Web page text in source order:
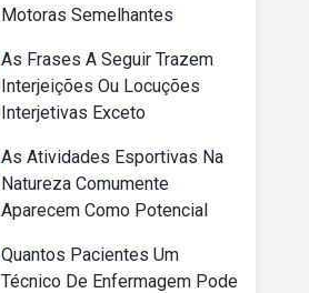
Motoras Semelhantes
As Frases A Seguir Trazem
Interjeições Ou Locuções
Interjetivas Exceto
As Atividades Esportivas Na
Natureza Comumente
Aparecem Como Potencial
Quantos Pacientes Um
Técnico De Enfermagem Pode